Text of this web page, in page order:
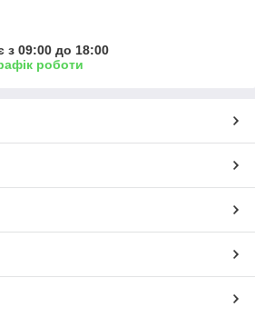
з 09:00 до 18:00
роботи